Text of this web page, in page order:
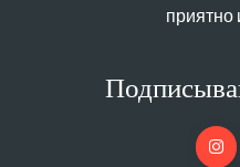
приятно